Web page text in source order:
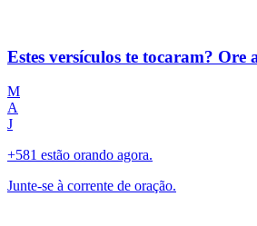
Estes versículos te tocaram? Ore
M
A
J
+581 estão orando agora.
Junte-se à corrente de oração.